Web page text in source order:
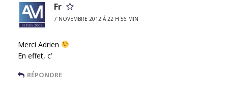
Fr
7 NOVEMBRE 2012 Á 22 H 56 MIN
Merci Adrien
En effet, c’
RÉPONDRE